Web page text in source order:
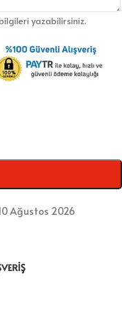
yazabilirsiniz.
Ağustos 2026